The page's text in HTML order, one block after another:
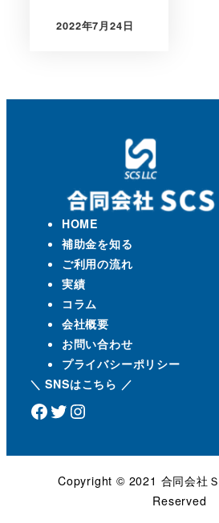
2022年7月24日
HOME
補助金を知る
ご利用の流れ
実績
コラム
会社概要
お問い合わせ
プライバシーポリシー
＼ SNSはこちら ／
Facebook Twitter Instagram
Copyright ©️ 2021 合同会社
Reserved